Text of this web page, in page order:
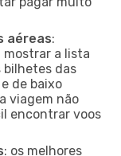
aéreas:
mostrar a lista
bilhetes das
de baixo
viagem não
encontrar voos
: os melhores